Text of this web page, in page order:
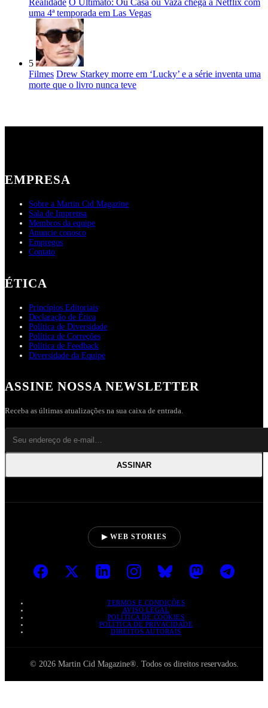
Realidade O Ultimato: Ou Casa ou Vaza chega à Netflix com
uma 4ª temporada em Las Vegas
5
Filmes Drew Starkey morre em ‘Lucky’ e a série inventa uma
morte que o livro nunca teve
EMPRESA
Sobre a Martin Cid Magazine
Sala de Imprensa
Membros da equipe
Anuncie conosco
Empregos
Contato
ÉTICA
Princípios Editoriais
Declaração de Ética
Política de Diversidade
Política de Correções
Política de Feedback
Diversidade da Equipe
ASSINE NOSSA NEWSLETTER
Receba as últimas atualizações na sua caixa de entrada.
ASSINAR
▶ WEB STORIES
TERMOS E CONDIÇÕES
AVISO LEGAL
POLÍTICA DE COOKIES
POLÍTICA DE PRIVACIDADE
DIREITOS AUTORAIS
© 2026 Martin Cid Magazine®. Todos os direitos reservados.